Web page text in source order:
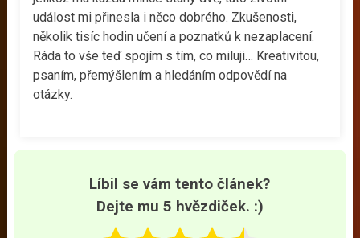
událost mi přinesla i něco dobrého. Zkušenosti,
několik tisíc hodin učení a poznatků k nezaplacení.
Ráda to vše teď spojím s tím, co miluji… Kreativitou,
psaním, přemýšlením a hledáním odpovědí na
otázky.
Líbil se vám tento článek?
Dejte mu 5 hvězdiček. :)